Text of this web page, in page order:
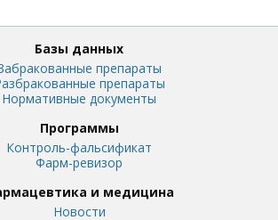
Базы данных
препараты
препараты
Нормативные документы
Программы
Контроль-фальсификат
Фарм-ревизор
и медицина
Новости